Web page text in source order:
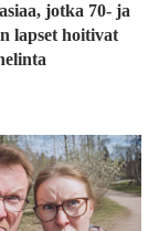
jotka 70- ja
lapset hoitivat